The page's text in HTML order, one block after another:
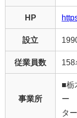
HP
設立
従業員数 158
事業所
■栃
ー
タ